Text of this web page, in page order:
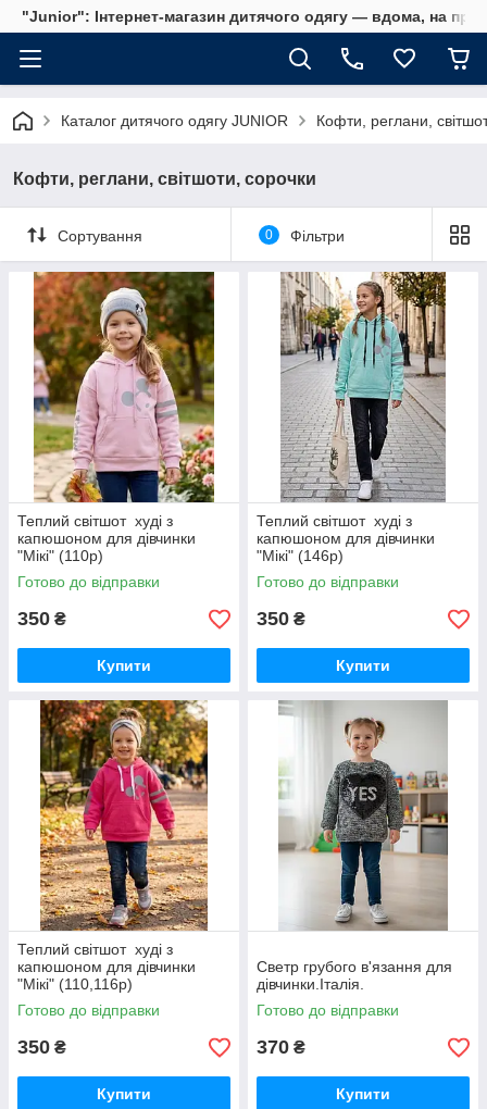
"Junior": Інтернет-магазин дитячого одягу — вдома, на
Каталог дитячого одягу JUNIOR Кофти, реглани,
Кофти, реглани, світшоти, сорочки
Сортування 0 Фільтри
Теплий світшот худі з
капюшоном для дівчинки
"Мікі" (110р)
Готово до відправки
350 ₴
Купити
Теплий світшот худі з
капюшоном для дівчинки
"Мікі" (146р)
Готово до відправки
350 ₴
Купити
Теплий світшот худі з
капюшоном для дівчинки
"Мікі" (110,116р)
Готово до відправки
350 ₴
Купити
Светр грубого в'язання для
дівчинки.Італія.
Готово до відправки
370 ₴
Купити